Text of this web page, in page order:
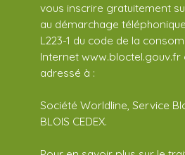
vous inscrire gratuitement
au démarchage
L223-1 du code de la
Internet
adressé à :
Société Worldline, Service
BLOIS CEDEX.